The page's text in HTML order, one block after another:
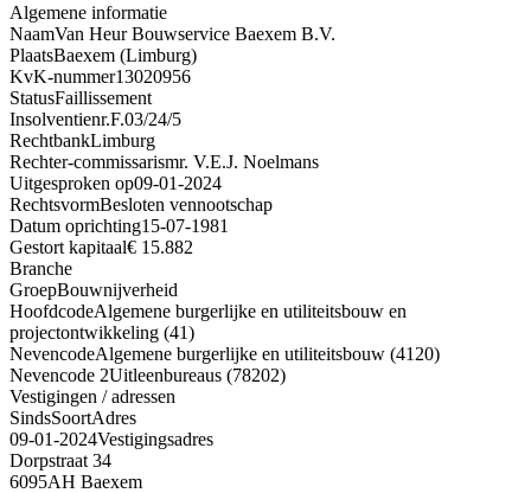
Algemene informatie
NaamVan Heur Bouwservice Baexem B.V.
PlaatsBaexem (Limburg)
KvK-nummer13020956
StatusFaillissement
Insolventienr.F.03/24/5
RechtbankLimburg
Rechter-commissarismr. V.E.J. Noelmans
Uitgesproken op09-01-2024
RechtsvormBesloten vennootschap
Datum oprichting15-07-1981
Gestort kapitaal€ 15.882
Branche
GroepBouwnijverheid
HoofdcodeAlgemene burgerlijke en utiliteitsbouw en
projectontwikkeling (41)
NevencodeAlgemene burgerlijke en utiliteitsbouw (4120)
Nevencode 2Uitleenbureaus (78202)
Vestigingen / adressen
SindsSoortAdres
09-01-2024Vestigingsadres
Dorpstraat 34
6095AH Baexem